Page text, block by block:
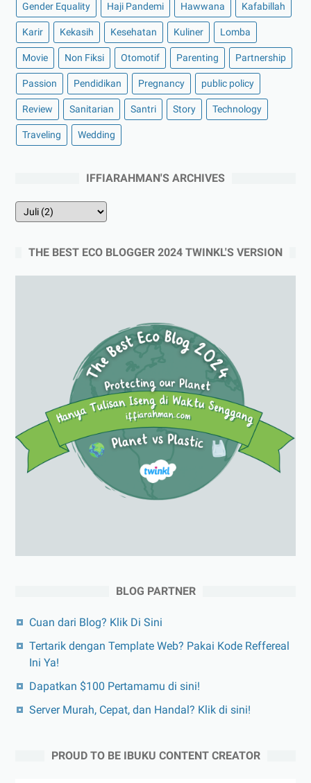
Gender Equality Haji Pandemi Hawwana Kafabillah
Karir Kekasih Kesehatan Kuliner Lomba
Movie Non Fiksi Otomotif Parenting Partnership
Passion Pendidikan Pregnancy public policy
Review Sanitarian Santri Story Technology
Traveling Wedding
IFFIARAHMAN'S ARCHIVES
THE BEST ECO BLOGGER 2024 TWINKL'S VERSION
BLOG PARTNER
Cuan dari Blog? Klik Di Sini
Tertarik dengan Template Web? Pakai Kode Reffereal
Ini Ya!
Dapatkan $100 Pertamamu di sini!
Server Murah, Cepat, dan Handal? Klik di sini!
PROUD TO BE IBUKU CONTENT CREATOR